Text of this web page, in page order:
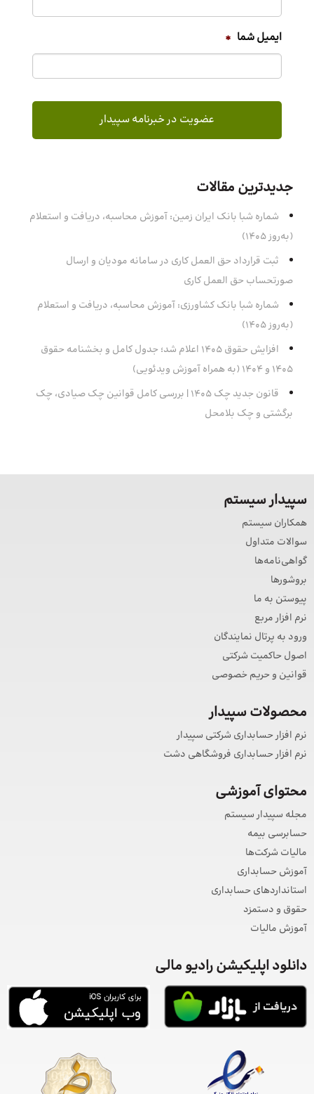
ایمیل شما *
جدیدترین مقالات
شماره شبا بانک ایران زمین: آموزش محاسبه، دریافت و استعلام
(به‌روز ۱۴۰۵)
ثبت قرارداد حق العمل کاری در سامانه مودیان و ارسال
صورتحساب حق العمل کاری
شماره شبا بانک کشاورزی: آموزش محاسبه، دریافت و استعلام
(به‌روز ۱۴۰۵)
افزایش حقوق 1405 اعلام شد؛ جدول کامل و بخشنامه حقوق
1405 و 1404 (به همراه آموزش ویدئویی)
قانون جدید چک ۱۴۰۵ | بررسی کامل قوانین چک صیادی، چک
برگشتی و چک بلامحل
سپیدار سیستم
همکاران سیستم
سوالات متداول
گواهی‌نامه‌ها
بروشورها
پیوستن به ما
نرم افزار مربع
ورود به پرتال نمایندگان
اصول حاکمیت شرکتی
قوانین و حریم خصوصی
محصولات سپیدار
نرم افزار حسابداری شرکتی سپیدار
نرم افزار حسابداری فروشگاهی دشت
محتوای آموزشی
مجله سپیدار سیستم
حسابرسی بیمه
مالیات شرکت‌ها
آموزش حسابداری
استانداردهای حسابداری
حقوق و دستمزد
آموزش مالیات
دانلود اپلیکیشن رادیو مالی